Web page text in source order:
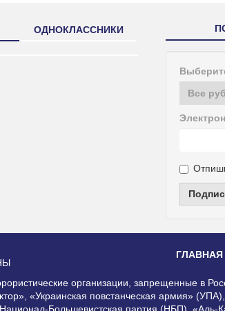
ОДНОКЛАССНИКИ
ГЛАВНАЯ
организации, запрещенные в
«Украинская повстанческая армия»
Большевистская партия (НБП),